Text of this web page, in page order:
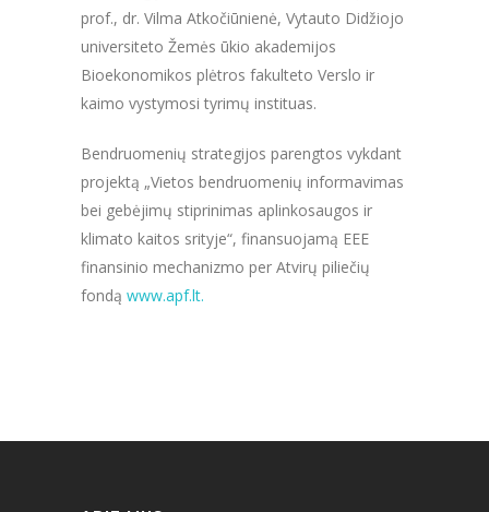
prof., dr. Vilma Atkočiūnienė, Vytauto Didžiojo
universiteto Žemės ūkio akademijos
Bioekonomikos plėtros fakulteto Verslo ir
kaimo vystymosi tyrimų instituas.
Bendruomenių strategijos parengtos vykdant
projektą „Vietos bendruomenių informavimas
bei gebėjimų stiprinimas aplinkosaugos ir
klimato kaitos srityje“, finansuojamą EEE
finansinio mechanizmo per Atvirų piliečių
fondą www.apf.lt.